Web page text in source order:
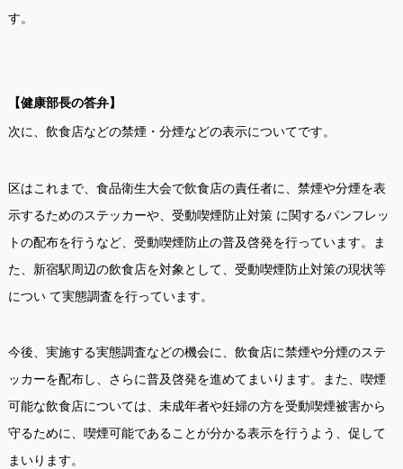
す。
【健康部長の答弁】
次に、飲食店などの禁煙・分煙などの表示についてです。
区はこれまで、食品衛生大会で飲食店の責任者に、禁煙や分煙を表
示するためのステッカーや、受動喫煙防止対策 に関するパンフレッ
トの配布を行うなど、受動喫煙防止の普及啓発を行っています。ま
た、新宿駅周辺の飲食店を対象として、受動喫煙防止対策の現状等
につい て実態調査を行っています。
今後、実施する実態調査などの機会に、飲食店に禁煙や分煙のステ
ッカーを配布し、さらに普及啓発を進めてまいります。また、喫煙
可能な飲食店については、未成年者や妊婦の方を受動喫煙被害から
守るために、喫煙可能であることが分かる表示を行うよう、促して
まいります。